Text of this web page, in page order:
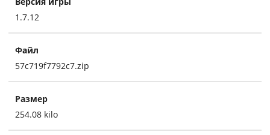
1.7.12
Файл
57c719f7792c7.zip
Размер
254.08 kilo